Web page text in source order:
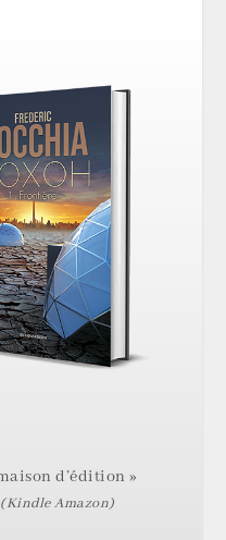
d’édition »
Amazon)